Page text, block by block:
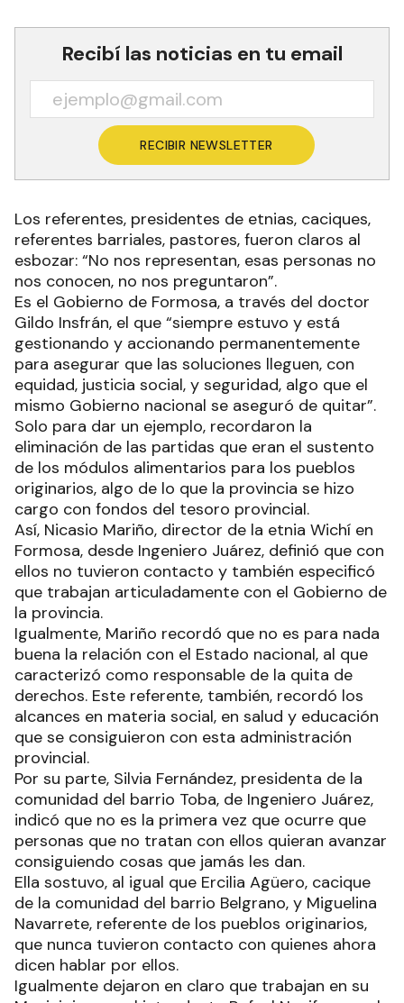
Recibí las noticias en tu email
RECIBIR NEWSLETTER
Los referentes, presidentes de etnias, caciques,
referentes barriales, pastores, fueron claros al
esbozar: “No nos representan, esas personas no
nos conocen, no nos preguntaron”.
Es el Gobierno de Formosa, a través del doctor
Gildo Insfrán, el que “siempre estuvo y está
gestionando y accionando permanentemente
para asegurar que las soluciones lleguen, con
equidad, justicia social, y seguridad, algo que el
mismo Gobierno nacional se aseguró de quitar”.
Solo para dar un ejemplo, recordaron la
eliminación de las partidas que eran el sustento
de los módulos alimentarios para los pueblos
originarios, algo de lo que la provincia se hizo
cargo con fondos del tesoro provincial.
Así, Nicasio Mariño, director de la etnia Wichí en
Formosa, desde Ingeniero Juárez, definió que con
ellos no tuvieron contacto y también especificó
que trabajan articuladamente con el Gobierno de
la provincia.
Igualmente, Mariño recordó que no es para nada
buena la relación con el Estado nacional, al que
caracterizó como responsable de la quita de
derechos. Este referente, también, recordó los
alcances en materia social, en salud y educación
que se consiguieron con esta administración
provincial.
Por su parte, Silvia Fernández, presidenta de la
comunidad del barrio Toba, de Ingeniero Juárez,
indicó que no es la primera vez que ocurre que
personas que no tratan con ellos quieran avanzar
consiguiendo cosas que jamás les dan.
Ella sostuvo, al igual que Ercilia Agüero, cacique
de la comunidad del barrio Belgrano, y Miguelina
Navarrete, referente de los pueblos originarios,
que nunca tuvieron contacto con quienes ahora
dicen hablar por ellos.
Igualmente dejaron en claro que trabajan en su